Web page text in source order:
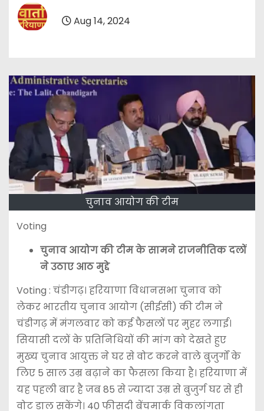
Aug 14, 2024
चुनाव आयोग की टीम
Voting
चुनाव आयोग की टीम के सामने राजनीतिक दलों
ने उठाए आठ मुद्दे
Voting : चंडीगढ़। हरियाणा विधानसभा चुनाव को
लेकर भारतीय चुनाव आयोग (सीईसी) की टीम ने
चंडीगढ़ में मंगलवार को कई फैसलों पर मुहर लगाई।
सियासी दलों के प्रतिनिधियों की मांग को देखते हुए
मुख्य चुनाव आयुक्त ने घर से वोट करने वाले बुजुर्गों के
लिए 5 साल उम्र बढ़ाने का फैसला किया है। हरियाणा में
यह पहली बार है जब 85 से ज्यादा उम्र से बुजुर्ग घर से ही
वोट डाल सकेंगे। 40 फीसदी बेंचमार्क विकलांगता